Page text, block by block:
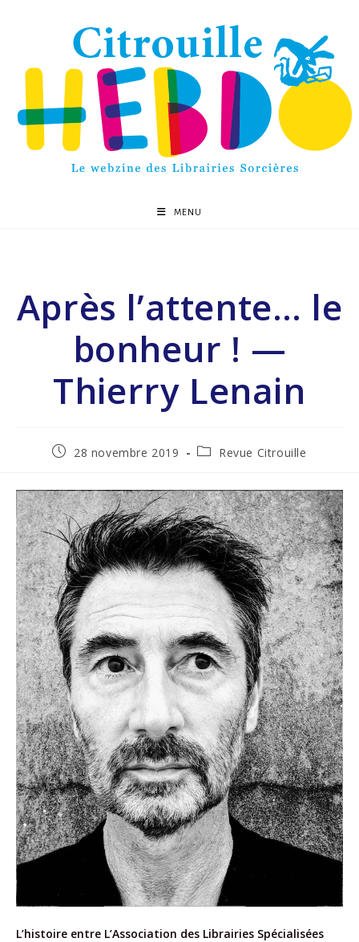
MENU
Après l’attente… le
bonheur ! —
Thierry Lenain
28 novembre 2019 Revue Citrouille
L’histoire entre L’Association des Librairies Spécialisées